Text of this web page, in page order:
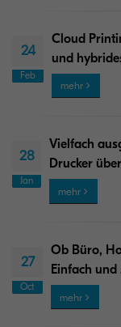
24
Feb
Cloud
und
mehr
28
Jan
Vielfach
Drucker
mehr
27
Oct
Ob Büro,
Einfach
mehr